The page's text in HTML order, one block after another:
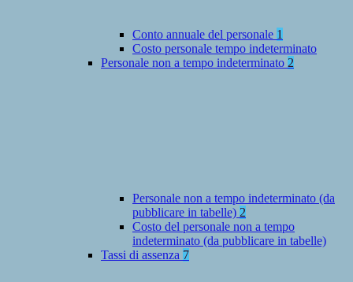
Conto annuale del personale 1
Costo personale tempo indeterminato
Personale non a tempo indeterminato 2
Personale non a tempo indeterminato (da
pubblicare in tabelle) 2
Costo del personale non a tempo
indeterminato (da pubblicare in tabelle)
Tassi di assenza 7